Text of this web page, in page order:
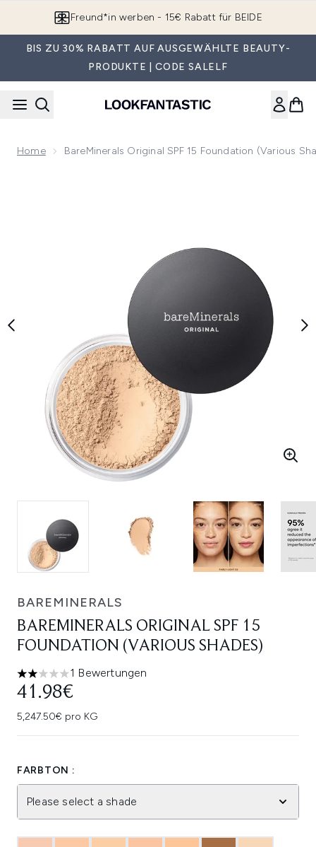
Freund*in werben - 15€ Rabatt für BEIDE
BIS ZU 30% RABATT AUF AUSGEWÄHLTE BEAUTY-
PRODUKTE | CODE SALELF
Home BareMinerals Original SPF 15 Foundation (Various
BAREMINERALS
BAREMINERALS ORIGINAL SPF 15
FOUNDATION (VARIOUS SHADES)
2 stars out of a maximum of 5
1 Bewertungen
41.98€
5,247.50€ pro KG
FARBTON :
Please select a shade